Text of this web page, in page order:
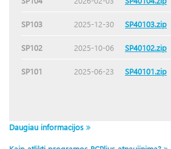
SP103 2025-12-30 SP40103.zip
SP102 2025-10-06 SP40102.zip
SP101 2025-06-23 SP40101.zip
Daugiau informacijos